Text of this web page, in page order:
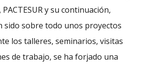
y su continuación,
sido sobre todo unos proyectos
los talleres, seminarios, visitas
de trabajo, se ha forjado una